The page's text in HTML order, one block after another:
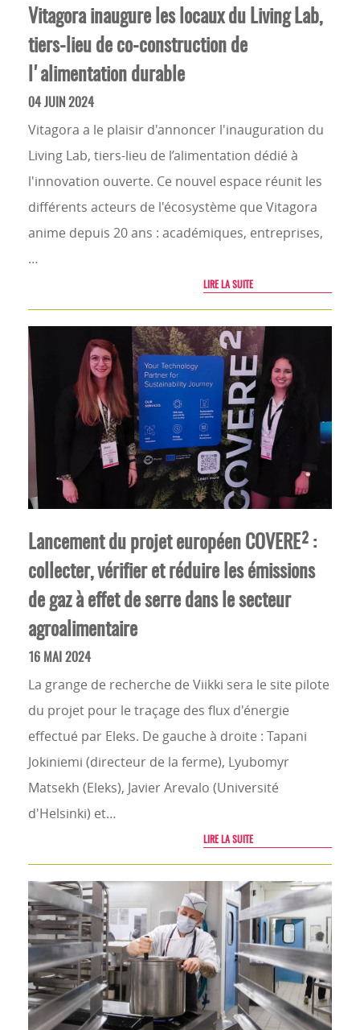
Vitagora inaugure les locaux du Living Lab,
tiers-lieu de co-construction de
l'alimentation durable
04 JUIN 2024
Vitagora a le plaisir d'annoncer l'inauguration du
Living Lab, tiers-lieu de l’alimentation dédié à
l'innovation ouverte. Ce nouvel espace réunit les
différents acteurs de l'écosystème que Vitagora
anime depuis 20 ans : académiques, entreprises,
…
LIRE LA SUITE
Lancement du projet européen COVERE² :
collecter, vérifier et réduire les émissions
de gaz à effet de serre dans le secteur
agroalimentaire
16 MAI 2024
La grange de recherche de Viikki sera le site pilote
du projet pour le traçage des flux d'énergie
effectué par Eleks. De gauche à droite : Tapani
Jokiniemi (directeur de la ferme), Lyubomyr
Matsekh (Eleks), Javier Arevalo (Université
d'Helsinki) et…
LIRE LA SUITE